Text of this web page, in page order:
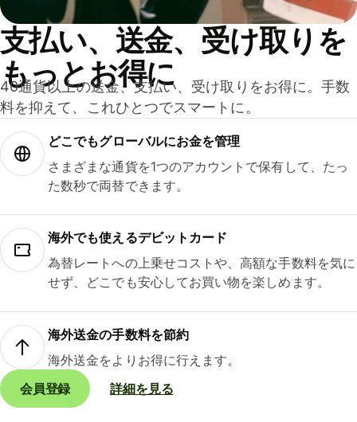
支払い、送金、受け取りを
もっとお得に
40通貨以上の送金、支払い、受け取りをお得に。手数
料を抑えて、これひとつでスマートに。
どこでもグ⁠ロ⁠ー⁠バ⁠ルにお金を管理
さまざまな通貨を1つのアカウントで保有して、たっ
た数秒で両替できます。
海外でも使えるデビットカード
為替レートへの上乗せコストや、高額な手数料を気に
せず、どこでも安心してお買い物を楽しめます。
海外送金の手数料を節約
海外送金をよりお得に行えます。
会員登録
詳細を見る